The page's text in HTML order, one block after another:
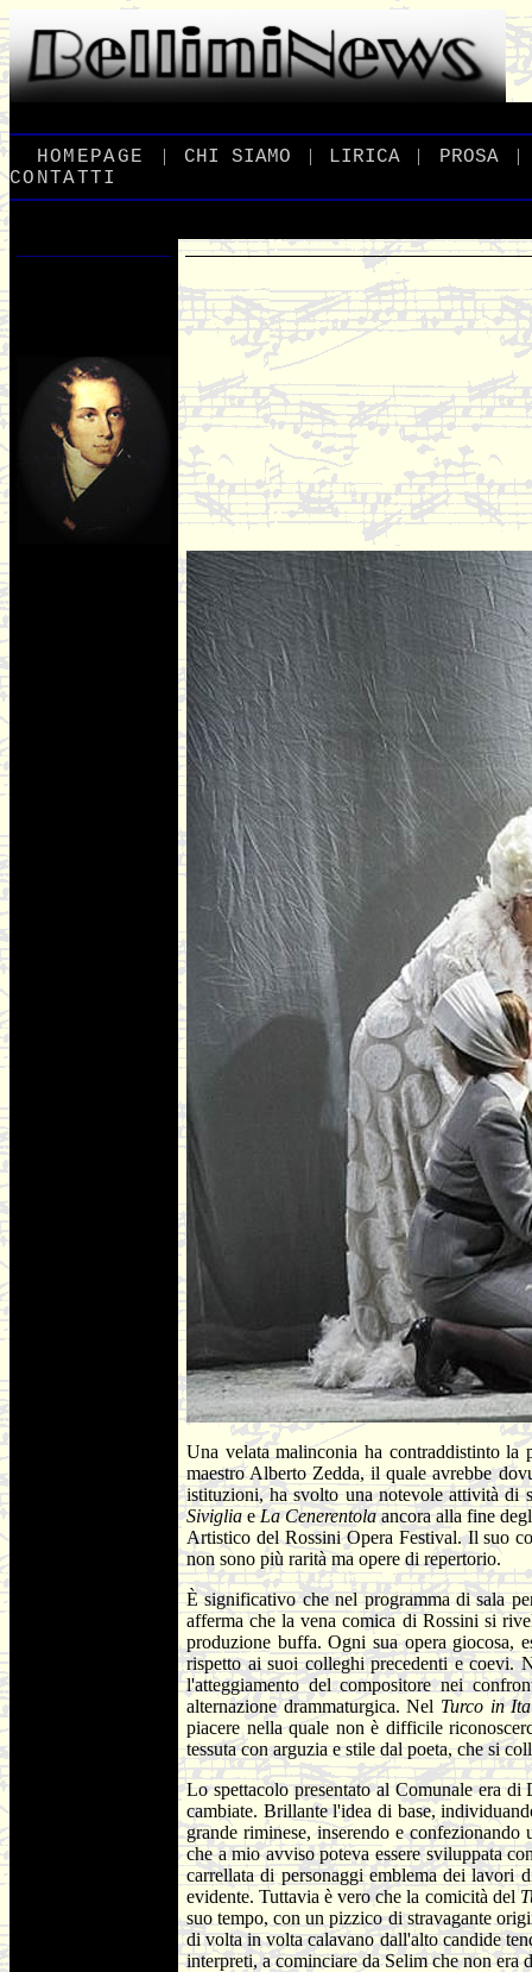
HOMEPAGE | CHI _SIAMO | LIRICA | PROSA_ |
CONTATTI
Una velata malinconia ha contraddistinto la
maestro Alberto Zedda, il quale avrebbe
istituzioni, ha svolto una notevole attività
SivigliaeLa Cenerentolaancora alla fine
Artistico del Rossini Opera Festival. Il suo
non sono più rarità ma opere di repertorio.
È significativo che nel programma di sala
afferma che la vena comica di Rossini si
produzione buffa. Ogni sua opera giocosa,
rispetto ai suoi colleghi precedenti e coevi.
l'atteggiamento del compositore nei
alternazione drammaturgica. Nel Turco in
piacere nella quale non è difficile
tessuta con arguzia e stile dal poeta, che si
Lo spettacolo presentato al Comunale era
cambiate. Brillante l'idea di base,
grande riminese, inserendo e
che a mio avviso poteva essere sviluppata
carrellata di personaggi emblema dei lavori
evidente. Tuttavia è vero che la comicità del
suo tempo, con un pizzico di stravagante
di volta in volta calavano dall'alto candide
interpreti, a cominciare da Selim che non